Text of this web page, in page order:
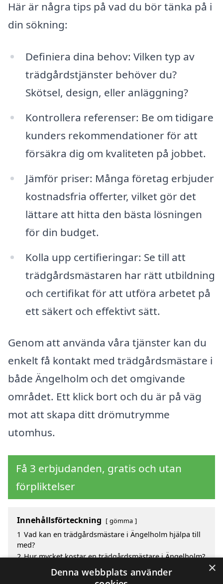
Här är några tips på vad du bör tänka på i
din sökning:
Definiera dina behov: Vilken typ av
trädgårdstjänster behöver du?
Skötsel, design, eller anläggning?
Kontrollera referenser: Be om tidigare
kunders rekommendationer för att
försäkra dig om kvaliteten på jobbet.
Jämför priser: Många företag erbjuder
kostnadsfria offerter, vilket gör det
lättare att hitta den bästa lösningen
för din budget.
Kolla upp certifieringar: Se till att
trädgårdsmästaren har rätt utbildning
och certifikat för att utföra arbetet på
ett säkert och effektivt sätt.
Genom att använda våra tjänster kan du
enkelt få kontakt med trädgårdsmästare i
både Ängelholm och det omgivande
området. Ett klick bort och du är på väg
mot att skapa ditt drömutrymme
utomhus.
Få 3 erbjudanden, gratis och utan
förpliktelser
Innehållsförteckning gömma
1 Vad kan en trädgårdsmästare i Ängelholm hjälpa till
med?
2 Hur mycket kostar en trädgårdsmästare i Ängelholm?
Fördelar med att välja trädgårdsmästare i Ängelholm
Sök efter en skicklig trädgårdsmästare i de
×
Denna webbplats använder